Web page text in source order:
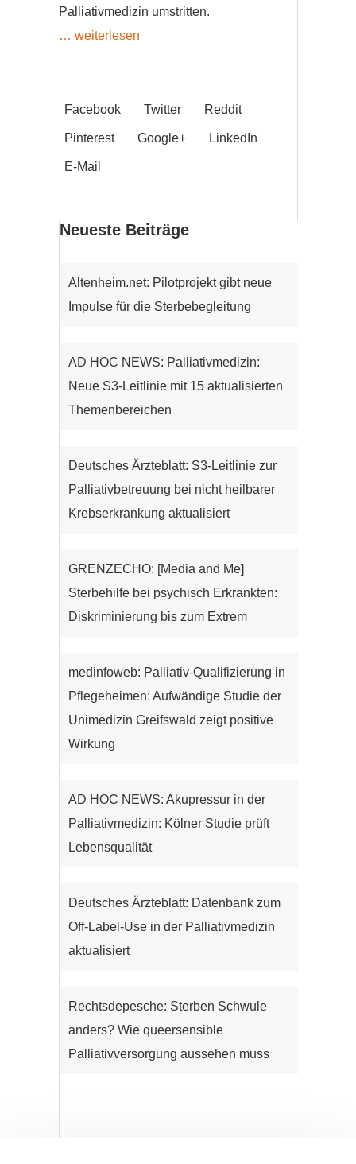
Palliativmedizin umstritten.
… weiterlesen
Facebook Twitter Reddit
Pinterest Google+ LinkedIn
E-Mail
Neueste Beiträge
Altenheim.net: Pilotprojekt gibt neue
Impulse für die Sterbebegleitung
AD HOC NEWS: Palliativmedizin:
Neue S3-Leitlinie mit 15 aktualisierten
Themenbereichen
Deutsches Ärzteblatt: S3-Leitlinie zur
Palliativbetreuung bei nicht heilbarer
Krebserkrankung aktualisiert
GRENZECHO: [Media and Me]
Sterbehilfe bei psychisch Erkrankten:
Diskriminierung bis zum Extrem
medinfoweb: Palliativ-Qualifizierung in
Pflegeheimen: Aufwändige Studie der
Unimedizin Greifswald zeigt positive
Wirkung
AD HOC NEWS: Akupressur in der
Palliativmedizin: Kölner Studie prüft
Lebensqualität
Deutsches Ärzteblatt: Datenbank zum
Off-Label-Use in der Palliativmedizin
aktualisiert
Rechtsdepesche: Sterben Schwule
anders? Wie queersensible
Palliativversorgung aussehen muss